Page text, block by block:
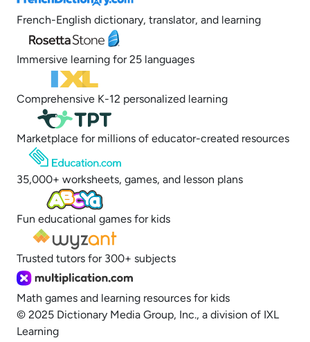
French-English dictionary, translator, and learning
Immersive learning for 25 languages
Comprehensive K-12 personalized learning
Marketplace for millions of educator-created resources
35,000+ worksheets, games, and lesson plans
Fun educational games for kids
Trusted tutors for 300+ subjects
Math games and learning resources for kids
© 2025 Dictionary Media Group, Inc., a division of IXL
Learning